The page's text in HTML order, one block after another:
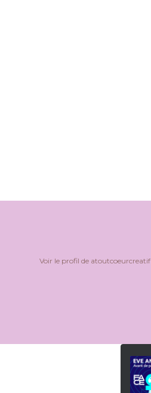
Voir le profil de atoutcoeurcreatif